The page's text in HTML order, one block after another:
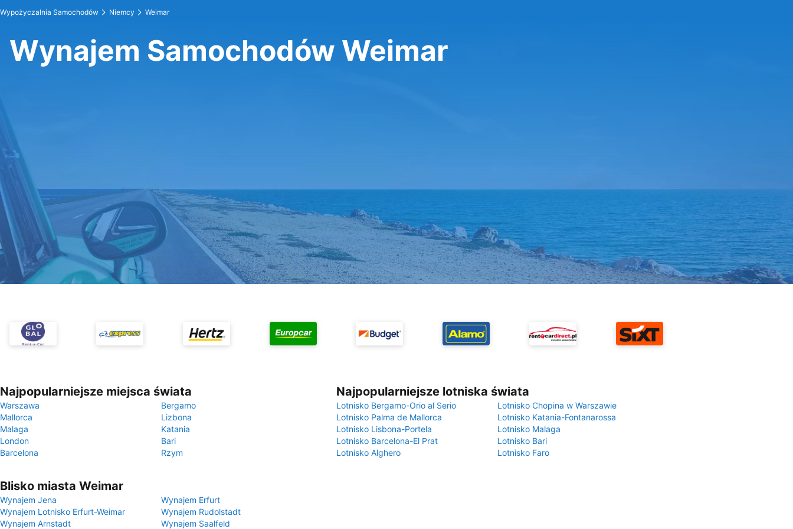
Wypożyczalnia Samochodów Niemcy Weimar
Wynajem Samochodów Weimar
Najpopularniejsze miejsca świata
Warszawa
Bergamo
Mallorca
Lizbona
Malaga
Katania
London
Bari
Barcelona
Rzym
Najpopularniejsze lotniska świata
Lotnisko Bergamo-Orio al Serio
Lotnisko Chopina w Warszawie
Lotnisko Palma de Mallorca
Lotnisko Katania-Fontanarossa
Lotnisko Lisbona-Portela
Lotnisko Malaga
Lotnisko Barcelona-El Prat
Lotnisko Bari
Lotnisko Alghero
Lotnisko Faro
Blisko miasta Weimar
Wynajem Jena
Wynajem Erfurt
Wynajem Lotnisko Erfurt-Weimar
Wynajem Rudolstadt
Wynajem Arnstadt
Wynajem Saalfeld